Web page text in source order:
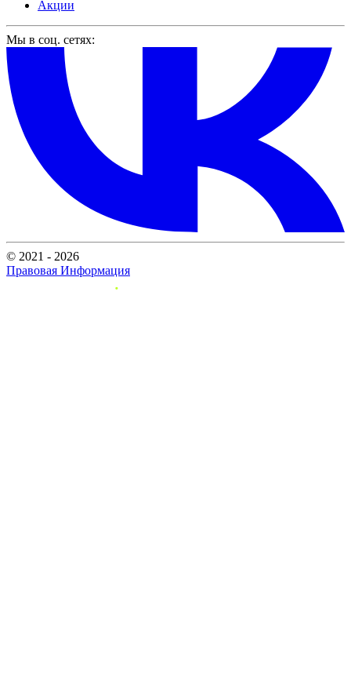
Акции
Мы в соц. сетях:
© 2021 - 2026
Правовая Информация